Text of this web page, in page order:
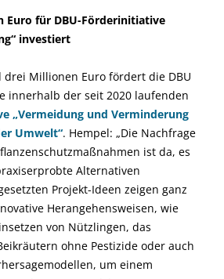
Euro für DBU-Förderinitiative
investiert
Millionen Euro fördert die DBU
innerhalb der seit 2020 laufenden
„Vermeidung und Verminderung
Umwelt“. Hempel: „Die Nachfrage
ist da, es
Alternativen
Projekt-Ideen zeigen ganz
Herangehensweisen, wie
von Nützlingen, das
ohne Pestizide oder auch
um einem